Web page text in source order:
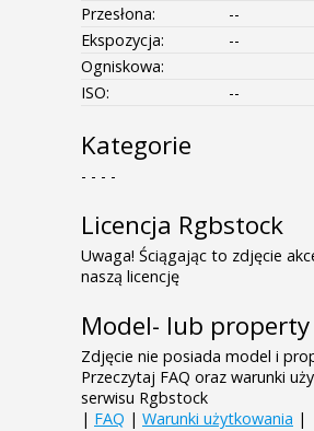
Przesłona:
--
Ekspozycja:
--
Ogniskowa:
ISO:
--
Kategorie
- - - -
Licencja Rgbstock
Uwaga! Ściągając to zdjęcie
naszą licencję
Model- lub property
Zdjęcie nie posiada model i
Przeczytaj FAQ oraz warunki
serwisu Rgbstock
| FAQ | Warunki użytkowania |